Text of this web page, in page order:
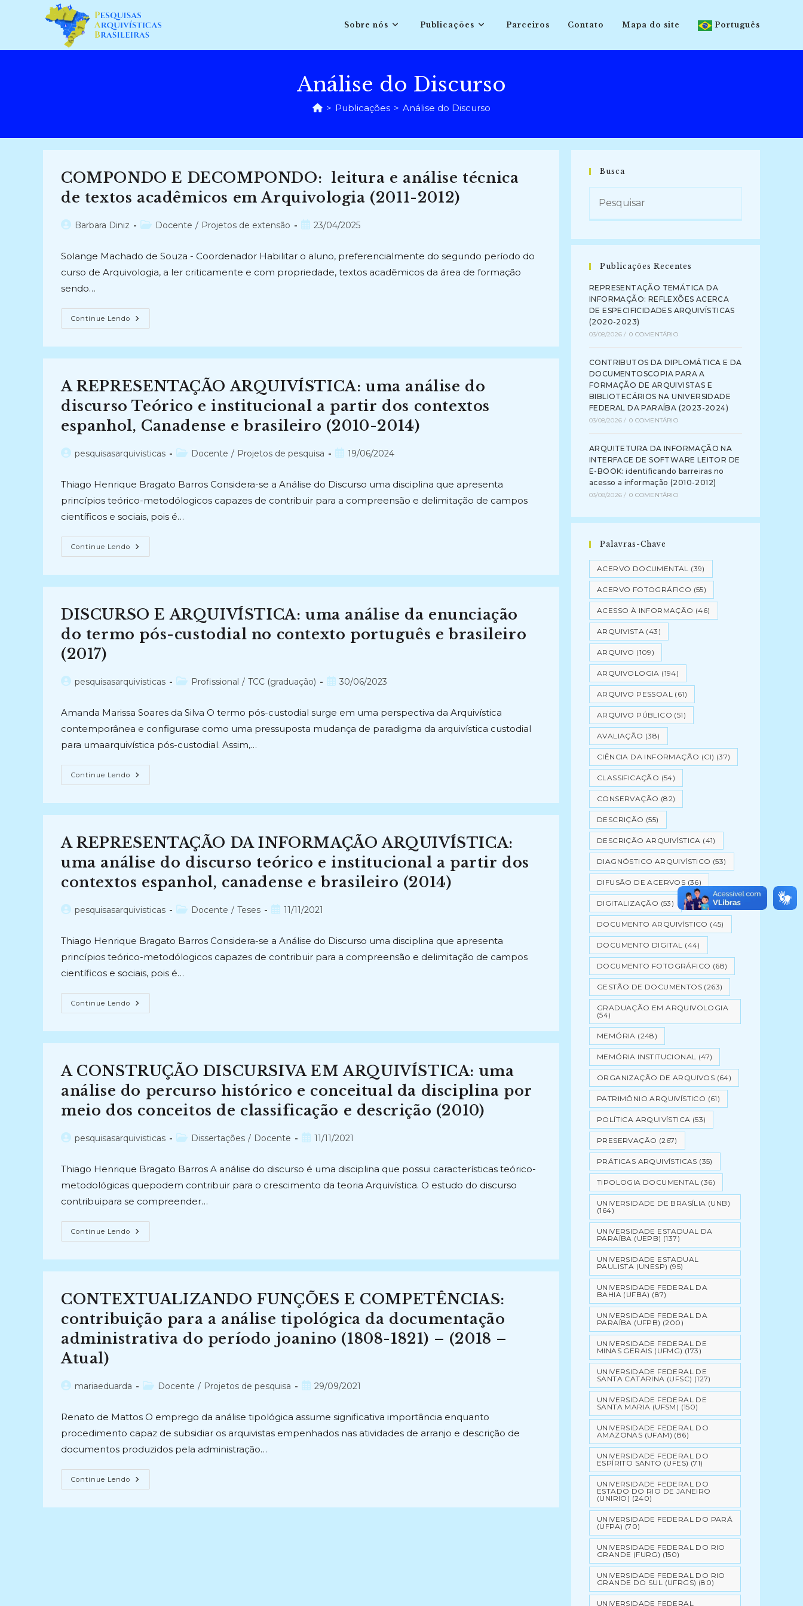
conteúdo
Sobre nós Publicações Parceiros Contato Mapa do site Português
Análise do Discurso
> Publicações > Análise do Discurso
COMPONDO E DECOMPONDO: leitura e análise técnica
de textos acadêmicos em Arquivologia (2011-2012)
AutorBarbara Diniz
Categoria
Docente / Projetos de extensão
Post23/04/2025
Solange Machado de Souza - Coordenador Habilitar o aluno, preferencialmente do segundo período do
curso de Arquivologia, a ler criticamente e com propriedade, textos acadêmicos da área de formação
sendo…
Continue Lendo COMPONDO
E
Análise
Textos
Acadêmicos
Em
Arquivologia
(2011-
2012)
A REPRESENTAÇÃO ARQUIVÍSTICA: uma análise do
discurso Teórico e institucional a partir dos contextos
espanhol, Canadense e brasileiro (2010-2014)
Autorpesquisasarquivisticas
Categoria
Docente / Projetos de pesquisa
Post19/06/2024
Thiago Henrique Bragato Barros Considera-se a Análise do Discurso uma disciplina que apresenta
princípios teórico-metodólogicos capazes de contribuir para a compreensão e delimitação de campos
científicos e sociais, pois é…
Continue Lendo A
REPRESENTAÇÃO
Do
E
Institucional
A
Partir
E
DISCURSO E ARQUIVÍSTICA: uma análise da enunciação
do termo pós-custodial no contexto português e brasileiro
(2017)
Autorpesquisasarquivisticas
Categoria
Profissional / TCC (graduação)
Post30/06/2023
Amanda Marissa Soares da Silva O termo pós-custodial surge em uma perspectiva da Arquivística
contemporânea e configurase como uma pressuposta mudança de paradigma da arquivística custodial
para umaarquivística pós-custodial. Assim,…
Continue Lendo DISCURSO
E
Da
Termo
Pós-
Custodial
No
Português
(2017)
A REPRESENTAÇÃO DA INFORMAÇÃO ARQUIVÍSTICA:
uma análise do discurso teórico e institucional a partir dos
contextos espanhol, canadense e brasileiro (2014)
Autorpesquisasarquivisticas
Categoria
Docente / Teses
Post11/11/2021
Thiago Henrique Bragato Barros Considera-se a Análise do Discurso uma disciplina que apresenta
princípios teórico-metodólogicos capazes de contribuir para a compreensão e delimitação de campos
científicos e sociais, pois é…
Continue Lendo A
REPRESENTAÇÃO
Uma
Discurso
Teórico
E
Institucional
Partir
Espanhol,
Canadense
(2014)
A CONSTRUÇÃO DISCURSIVA EM ARQUIVÍSTICA: uma
análise do percurso histórico e conceitual da disciplina por
meio dos conceitos de classificação e descrição (2010)
Autorpesquisasarquivisticas
Categoria
Dissertações / Docente
Post11/11/2021
Thiago Henrique Bragato Barros A análise do discurso é uma disciplina que possui características teórico-
metodológicas quepodem contribuir para o crescimento da teoria Arquivística. O estudo do discurso
contribuipara se compreender…
Continue Lendo A
CONSTRUÇÃO
Uma
Percurso
Histórico
E
Conceitual
Disciplina
De
Classificação
(2010)
CONTEXTUALIZANDO FUNÇÕES E COMPETÊNCIAS:
contribuição para a análise tipológica da documentação
administrativa do período joanino (1808-1821) – (2018 –
Atual)
Autormariaeduarda
Categoria
Docente / Projetos de pesquisa
Post29/09/2021
Renato de Mattos O emprego da análise tipológica assume significativa importância enquanto
procedimento capaz de subsidiar os arquivistas empenhados nas atividades de arranjo e descrição de
documentos produzidos pela administração…
Continue Lendo CONTEXTUALIZANDO
FUNÇÕES
Busca
Publicações Recentes
REPRESENTAÇÃO TEMÁTICA DA
INFORMAÇÃO: REFLEXÕES ACERCA
DE ESPECIFICIDADES ARQUIVÍSTICAS
(2020-2023)
03/08/2026 / 0 COMENTÁRIO
CONTRIBUTOS DA DIPLOMÁTICA E DA
DOCUMENTOSCOPIA PARA A
FORMAÇÃO DE ARQUIVISTAS E
BIBLIOTECÁRIOS NA UNIVERSIDADE
FEDERAL DA PARAÍBA (2023-2024)
03/08/2026 / 0 COMENTÁRIO
ARQUITETURA DA INFORMAÇÃO NA
INTERFACE DE SOFTWARE LEITOR DE
E-BOOK: identificando barreiras no
acesso a informação (2010-2012)
03/08/2026 / 0 COMENTÁRIO
Palavras-Chave
ACERVO DOCUMENTAL (39)
ACERVO FOTOGRÁFICO (55)
ACESSO À INFORMAÇÃO (46)
ARQUIVISTA (43)
ARQUIVO (109)
ARQUIVOLOGIA (194)
ARQUIVO PESSOAL (61)
ARQUIVO PÚBLICO (51)
AVALIAÇÃO (38)
CIÊNCIA DA INFORMAÇÃO (CI) (37)
CLASSIFICAÇÃO (54)
CONSERVAÇÃO (82)
DESCRIÇÃO (55)
DESCRIÇÃO ARQUIVÍSTICA (41)
DIAGNÓSTICO ARQUIVÍSTICO (53)
DIFUSÃO DE ACERVOS (36)
DIGITALIZAÇÃO (53)
DOCUMENTO ARQUIVÍSTICO (45)
DOCUMENTO DIGITAL (44)
DOCUMENTO FOTOGRÁFICO (68)
GESTÃO DE DOCUMENTOS (263)
GRADUAÇÃO EM ARQUIVOLOGIA
(54)
MEMÓRIA (248)
MEMÓRIA INSTITUCIONAL (47)
ORGANIZAÇÃO DE ARQUIVOS (64)
PATRIMÔNIO ARQUIVÍSTICO (61)
POLÍTICA ARQUIVÍSTICA (53)
PRESERVAÇÃO (267)
PRÁTICAS ARQUIVÍSTICAS (35)
TIPOLOGIA DOCUMENTAL (36)
UNIVERSIDADE DE BRASÍLIA (UNB)
(164)
UNIVERSIDADE ESTADUAL DA
PARAÍBA (UEPB) (137)
UNIVERSIDADE ESTADUAL
PAULISTA (UNESP) (95)
UNIVERSIDADE FEDERAL DA
BAHIA (UFBA) (87)
UNIVERSIDADE FEDERAL DA
PARAÍBA (UFPB) (200)
UNIVERSIDADE FEDERAL DE
MINAS GERAIS (UFMG) (173)
UNIVERSIDADE FEDERAL DE
SANTA CATARINA (UFSC) (127)
UNIVERSIDADE FEDERAL DE
SANTA MARIA (UFSM) (150)
UNIVERSIDADE FEDERAL DO
AMAZONAS (UFAM) (86)
UNIVERSIDADE FEDERAL DO
ESPÍRITO SANTO (UFES) (71)
UNIVERSIDADE FEDERAL DO
ESTADO DO RIO DE JANEIRO
(UNIRIO) (240)
UNIVERSIDADE FEDERAL DO PARÁ
(UFPA) (70)
UNIVERSIDADE FEDERAL DO RIO
GRANDE (FURG) (150)
UNIVERSIDADE FEDERAL DO RIO
GRANDE DO SUL (UFRGS) (80)
UNIVERSIDADE FEDERAL